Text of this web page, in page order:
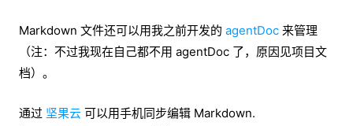
Markdown 文件还可以用我之前开发的 agentDoc 来管理
（注：不过我现在自己都不用 agentDoc 了，原因见项目文
档）。
通过 坚果云 可以用手机同步编辑 Markdown.